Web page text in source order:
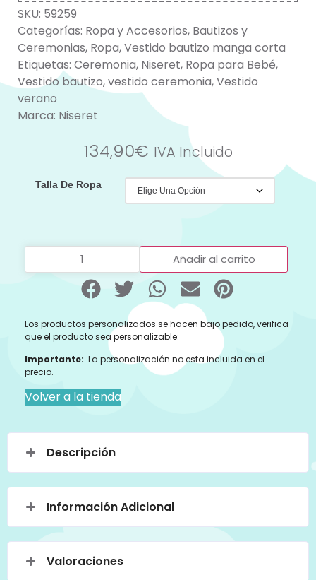
SKU: 59259
Categorías: Ropa y Accesorios, Bautizos y
Ceremonias, Ropa,Vestido bautizo manga corta
Etiquetas: Ceremonia, Niseret, Ropa para Bebé,
Vestido bautizo,vestido ceremonia,Vestido
verano
Marca: Niseret
134,90€ IVA Incluido
Talla De Ropa
Añadir al carrito
Los productos personalizados se hacen bajo pedido, verifica
que el producto sea personalizable:
Importante: La personalización no esta incluida en el
precio.
Volver a la tienda
Descripción
Información Adicional
Valoraciones